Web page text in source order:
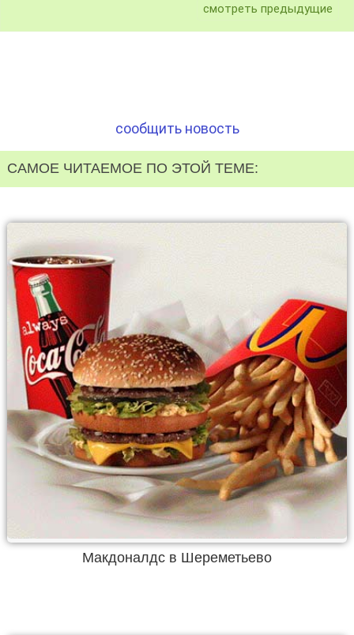
смотреть предыдущие
сообщить новость
САМОЕ ЧИТАЕМОЕ ПО ЭТОЙ ТЕМЕ:
Макдоналдс в Шереметьево